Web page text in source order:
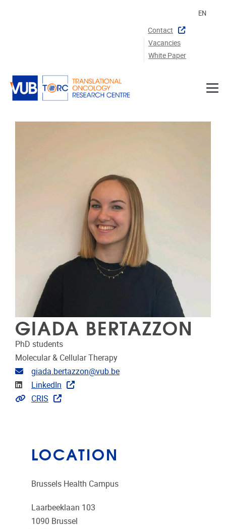
Contact
Vacancies
White Paper
EN
GIADA BERTAZZON
PhD students
Molecular & Cellular Therapy
Email address
giada.bertazzon@vub.be
Linkedin
LinkedIn
Link to CRIS
CRIS
LOCATION
Brussels Health Campus
Laarbeeklaan 103
1090 Brussel